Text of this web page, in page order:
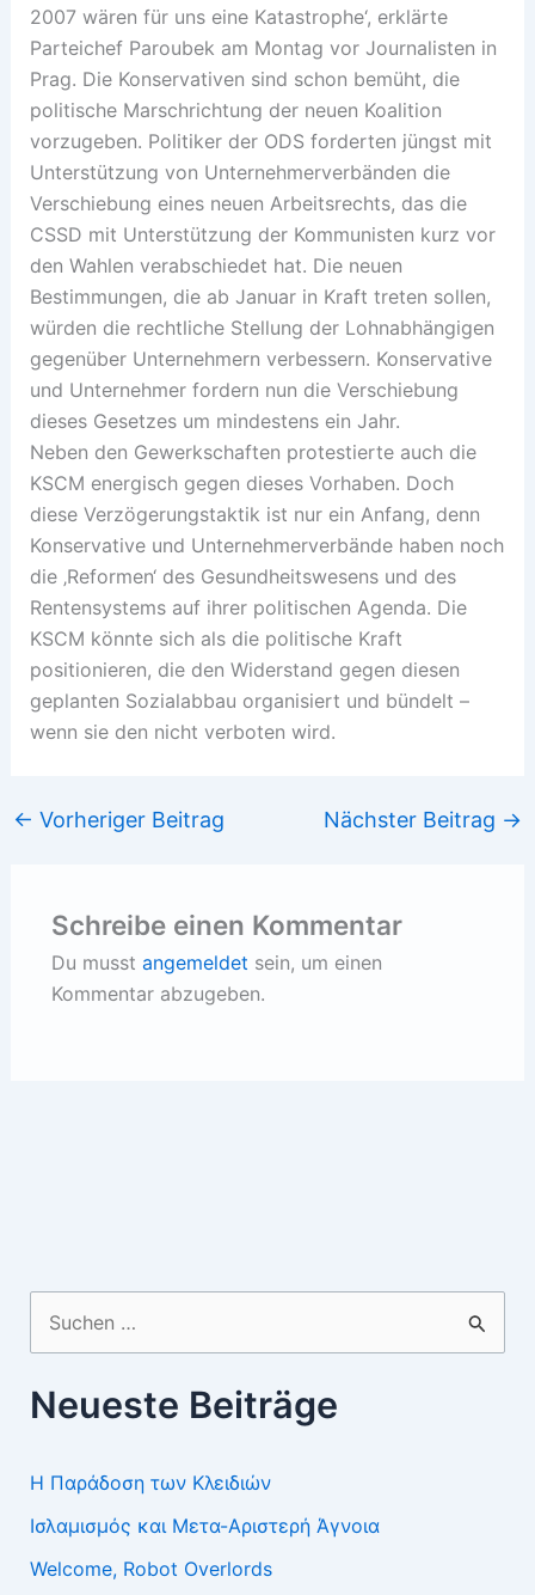
2007 wären für uns eine Katastrophe‘, erklärte
Parteichef Paroubek am Montag vor Journalisten in
Prag. Die Konservativen sind schon bemüht, die
politische Marschrichtung der neuen Koalition
vorzugeben. Politiker der ODS forderten jüngst mit
Unterstützung von Unternehmerverbänden die
Verschiebung eines neuen Arbeitsrechts, das die
CSSD mit Unterstützung der Kommunisten kurz vor
den Wahlen verabschiedet hat. Die neuen
Bestimmungen, die ab Januar in Kraft treten sollen,
würden die rechtliche Stellung der Lohnabhängigen
gegenüber Unternehmern verbessern. Konservative
und Unternehmer fordern nun die Verschiebung
dieses Gesetzes um mindestens ein Jahr.
Neben den Gewerkschaften protestierte auch die
KSCM energisch gegen dieses Vorhaben. Doch
diese Verzögerungstaktik ist nur ein Anfang, denn
Konservative und Unternehmerverbände haben noch
die ‚Reformen‘ des Gesundheitswesens und des
Rentensystems auf ihrer politischen Agenda. Die
KSCM könnte sich als die politische Kraft
positionieren, die den Widerstand gegen diesen
geplanten Sozialabbau organisiert und bündelt –
wenn sie den nicht verboten wird.
← Vorheriger Beitrag Nächster Beitrag →
Schreibe einen Kommentar
Du musst angemeldet sein, um einen
Kommentar abzugeben.
Suchen
nach:
Neueste Beiträge
Η Παράδοση των Κλειδιών
Ισλαμισμός και Μετα-Αριστερή Άγνοια
Welcome, Robot Overlords